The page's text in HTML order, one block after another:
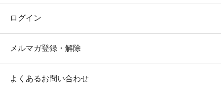
ログイン
メルマガ登録・解除
よくあるお問い合わせ